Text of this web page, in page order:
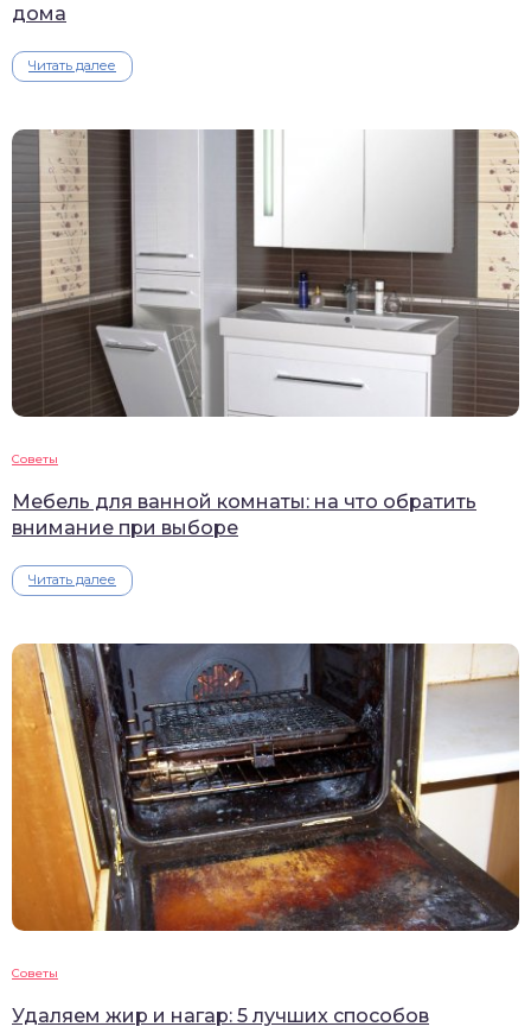
дома
Читать далее
Советы
Мебель для ванной комнаты: на что обратить
внимание при выборе
Читать далее
Советы
Удаляем жир и нагар: 5 лучших способов